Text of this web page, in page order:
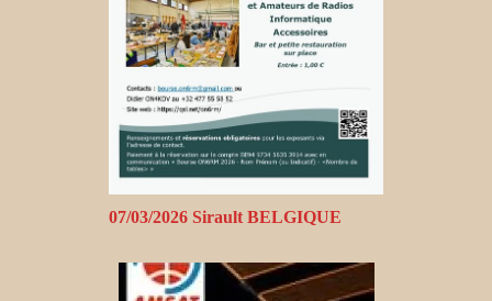
07/03/2026 Sirault BELGIQUE